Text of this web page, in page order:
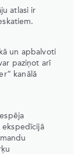
atlasi ir
un apbalvoti
paziņot arī
kanālā